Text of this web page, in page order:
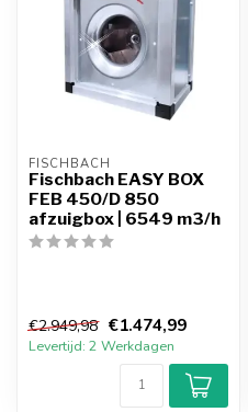
FISCHBACH
Fischbach EASY BOX
FEB 450/D 850
afzuigbox | 6549 m3/h
€2.949,98 €1.474,99
Levertijd: 2 Werkdagen